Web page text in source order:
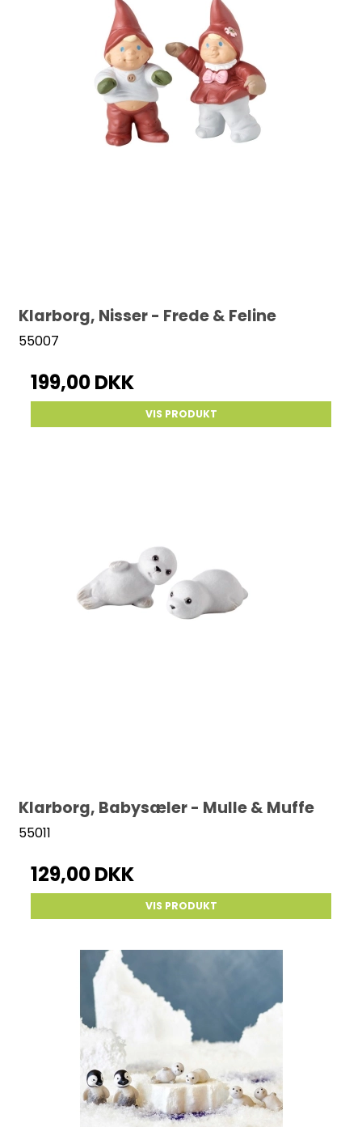
Klarborg, Nisser - Frede & Feline
55007
199,00 DKK
VIS PRODUKT
Klarborg, Babysæler - Mulle & Muffe
55011
129,00 DKK
VIS PRODUKT